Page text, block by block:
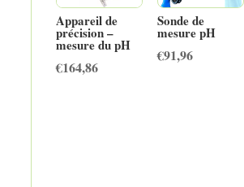
Appareil de
précision –
mesure du pH
€164,86
Sonde de
mesure pH
€91,96